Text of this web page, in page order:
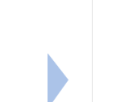
附設幼兒園 115
下一筆：